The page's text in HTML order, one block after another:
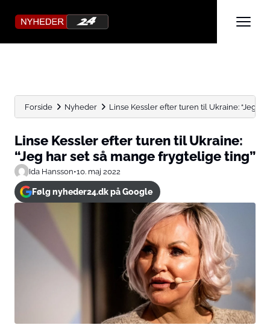
Forside Nyheder Linse Kessler efter turen til Ukraine: “Jeg har
Linse Kessler efter turen til Ukraine:
“Jeg har set så mange frygtelige ting”
Ida Hansson•10. maj 2022
Følg nyheder24.dk på Google